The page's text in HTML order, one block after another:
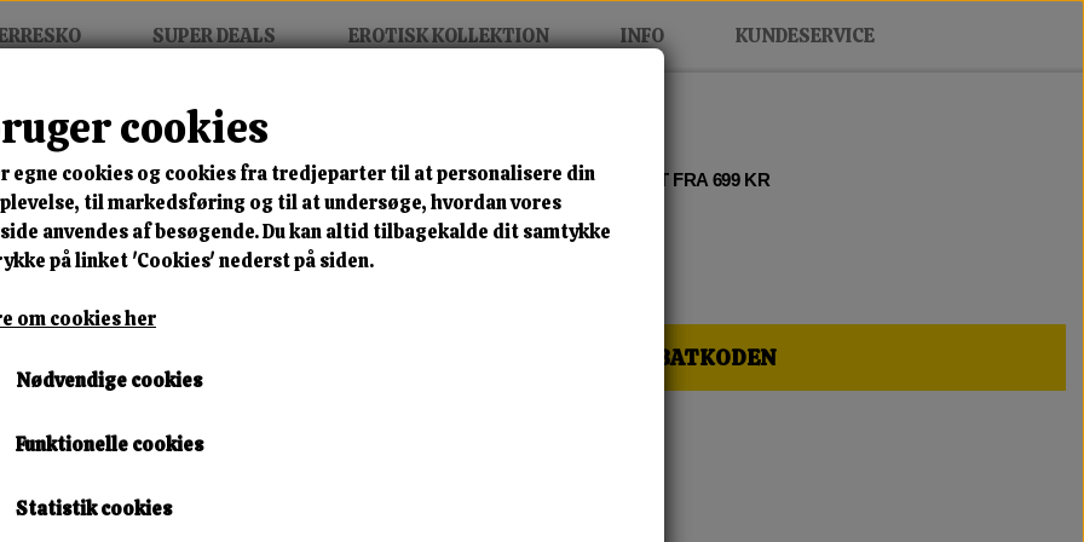
SUPER DEALS EROTISK KOLLEKTION INFO KUNDESERVICE
220x220cm
MIX FRIT • KØB 3 BETAL FOR 2 • FRI FRAGT FRA 699 KR
Laklagen 220x220cm
🎁 SPAR 10 % – KLIK HER OG FÅ RABATKODEN
799,00 kr.
Leveringstid:
Omgående Levering
cookies
egne cookies og cookies fra tredjeparter til at personalisere din
til markedsføring og til at undersøge, hvordan vores
anvendes af besøgende. Du kan altid tilbagekalde dit samtykke
på linket 'Cookies' nederst på siden.
om cookies her
Nødvendige cookies
Funktionelle cookies
Statistik cookies